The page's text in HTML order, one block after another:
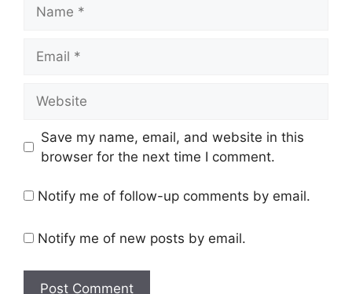
Save my name, email, and website in this
browser for the next time I comment.
Notify me of follow-up comments by email.
Notify me of new posts by email.